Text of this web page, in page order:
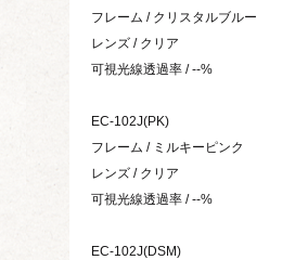
フレーム / クリスタルブルー
レンズ / クリア
可視光線透過率 / --%
EC-102J(PK)
フレーム / ミルキーピンク
レンズ / クリア
可視光線透過率 / --%
EC-102J(DSM)